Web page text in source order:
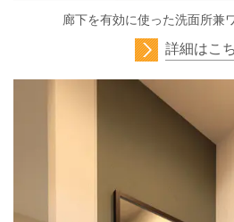
廊下を有効に使った洗面所
詳細はこ